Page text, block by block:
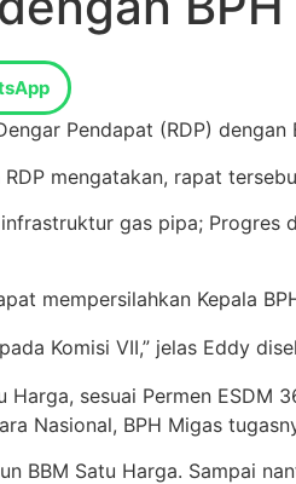
Pendapat (RDP)
mengatakan, rapat
gas pipa;
mempersilahkan Kepala
Komisi VII,” jelas Eddy
sesuai Permen
Nasional, BPH Migas
BBM Satu Harga. Sampai